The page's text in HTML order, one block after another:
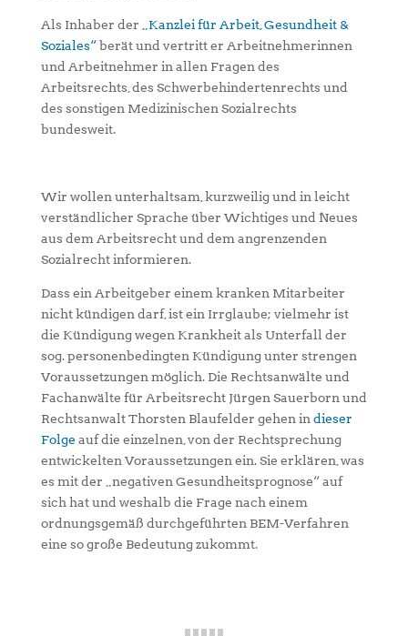
Als Inhaber der „Kanzlei für Arbeit, Gesundheit &
Soziales“berät und vertritt er Arbeitnehmerinnen
und Arbeitnehmer in allen Fragen des
Arbeitsrechts, des Schwerbehindertenrechts und
des sonstigen Medizinischen Sozialrechts
bundesweit.
Wir wollen unterhaltsam, kurzweilig und in leicht
verständlicher Sprache über Wichtiges und Neues
aus dem Arbeitsrecht und dem angrenzenden
Sozialrecht informieren.
Dass ein Arbeitgeber einem kranken Mitarbeiter
nicht kündigen darf, ist ein Irrglaube; vielmehr ist
die Kündigung wegen Krankheit als Unterfall der
sog. personenbedingten Kündigung unter strengen
Voraussetzungen möglich. Die Rechtsanwälte und
Fachanwälte für Arbeitsrecht Jürgen Sauerborn und
Rechtsanwalt Thorsten Blaufelder gehen indieser
Folge auf die einzelnen, von der Rechtsprechung
entwickelten Voraussetzungen ein. Sie erklären, was
es mit der „negativen Gesundheitsprognose“ auf
sich hat und weshalb die Frage nach einem
ordnungsgemäß durchgeführten BEM-Verfahren
eine so große Bedeutung zukommt.